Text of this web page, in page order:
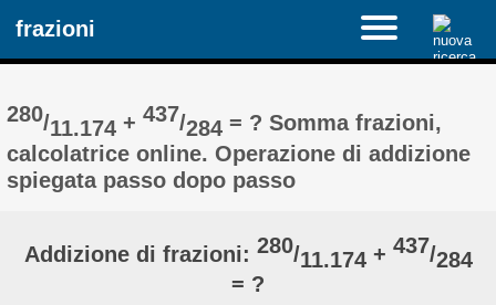
frazioni
280/11.174 +437/284 = ? Somma frazioni,
calcolatrice online. Operazione di addizione
spiegata passo dopo passo
Addizione di frazioni: 280/11.174 + 437/284
= ?